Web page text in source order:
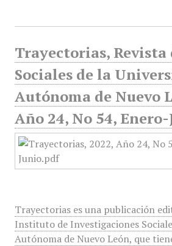
Trayectorias, Revista
Sociales de la
Autónoma de Nuevo
Año 24, No 54,
Trayectorias es una publicación
Instituto de Investigaciones
Autónoma de Nuevo León, que